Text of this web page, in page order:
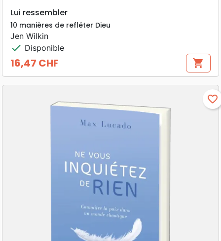
Lui ressembler
10 manières de refléter Dieu
Jen Wilkin
check Disponible
Prix
16,47 CHF shopping_cart
favorite_border